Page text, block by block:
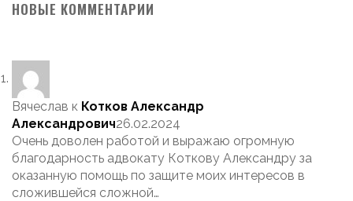
НОВЫЕ КОММЕНТАРИИ
Вячеслав к Котков Александр
Александрович26.02.2024
Очень доволен работой и выражаю огромную
благодарность адвокату Коткову Александру за
оказанную помощь по защите моих интересов в
сложившейся сложной…